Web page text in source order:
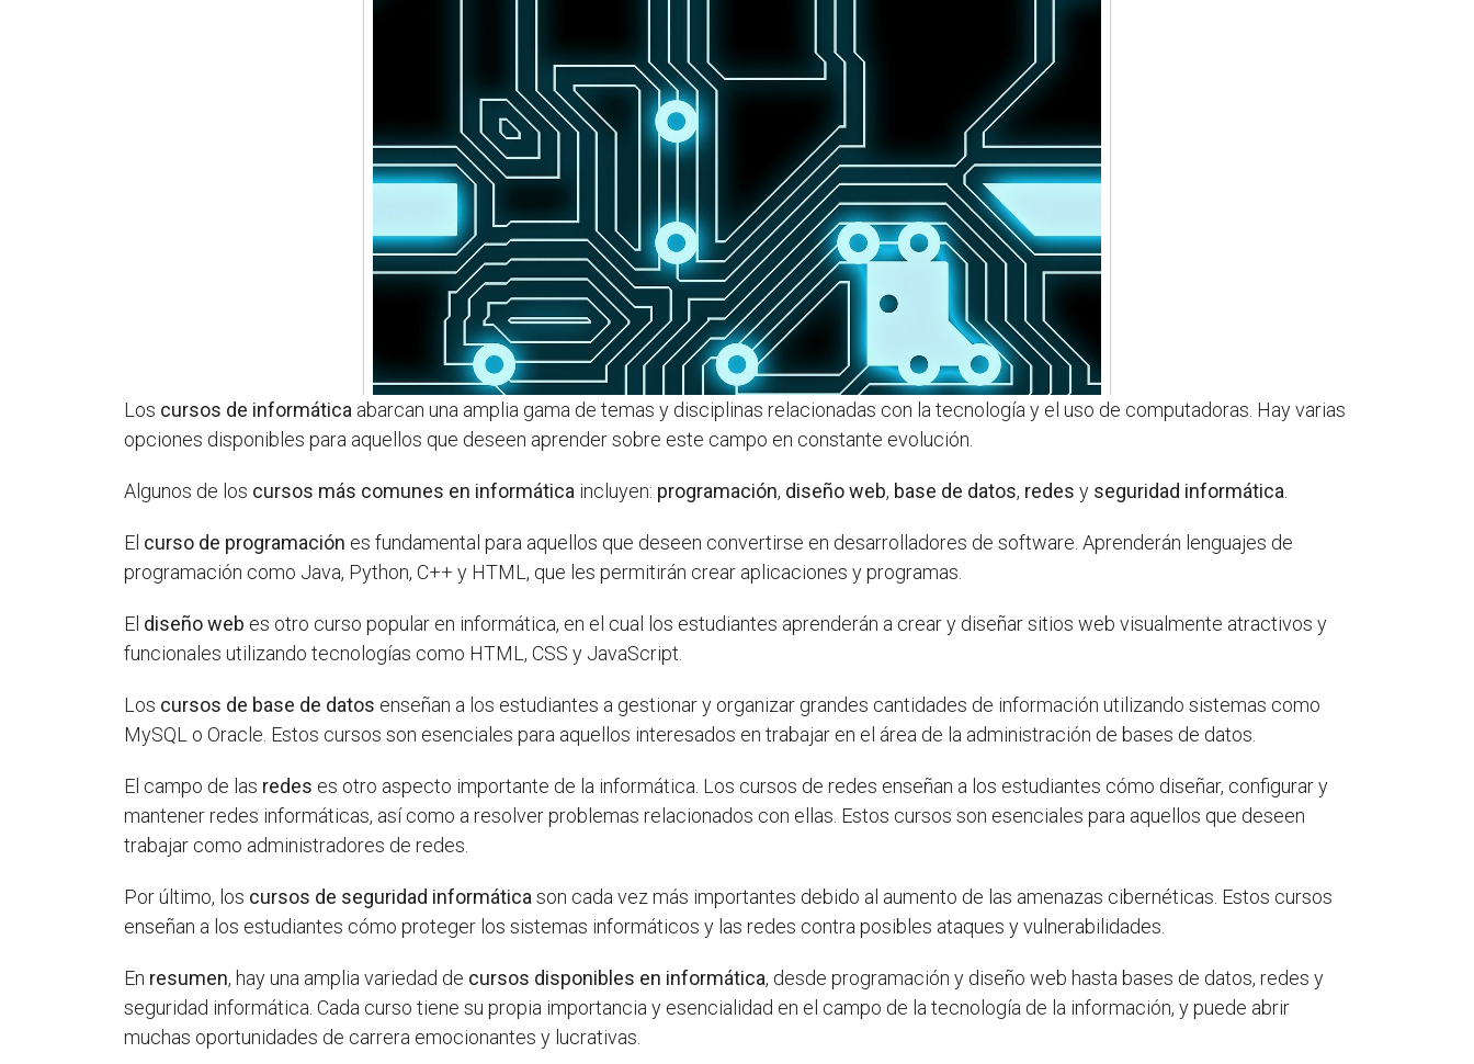
Los cursos de informática abarcan una amplia gama de temas y disciplinas relacionadas con la tecnología y el uso de computadoras. Hay varias
opciones disponibles para aquellos que deseen aprender sobre este campo en constante evolución.
Algunos de los cursos más comunes en informática incluyen: programación, diseño web, base de datos, redes y seguridad informática
El curso de programación es fundamental para aquellos que deseen convertirse en desarrolladores de software. Aprenderán lenguajes de
programación como Java, Python, C++ y HTML, que les permitirán crear aplicaciones y programas.
El diseño web es otro curso popular en informática, en el cual los estudiantes aprenderán a crear y diseñar sitios web visualmente atractivos y
funcionales utilizando tecnologías como HTML, CSS y JavaScript.
Los cursos de base de datos enseñan a los estudiantes a gestionar y organizar grandes cantidades de información utilizando sistemas como
MySQL o Oracle. Estos cursos son esenciales para aquellos interesados en trabajar en el área de la administración de bases de datos.
El campo de las redes es otro aspecto importante de la informática. Los cursos de redes enseñan a los estudiantes cómo diseñar, configurar y
mantener redes informáticas, así como a resolver problemas relacionados con ellas. Estos cursos son esenciales para aquellos que deseen
trabajar como administradores de redes.
Por último, los cursos de seguridad informática son cada vez más importantes debido al aumento de las amenazas cibernéticas. Estos cursos
enseñan a los estudiantes cómo proteger los sistemas informáticos y las redes contra posibles ataques y vulnerabilidades.
En resumen, hay una amplia variedad de cursos disponibles en informática, desde programación y diseño web hasta bases de datos, redes y
seguridad informática. Cada curso tiene su propia importancia y esencialidad en el campo de la tecnología de la información, y puede abrir
muchas oportunidades de carrera emocionantes y lucrativas.